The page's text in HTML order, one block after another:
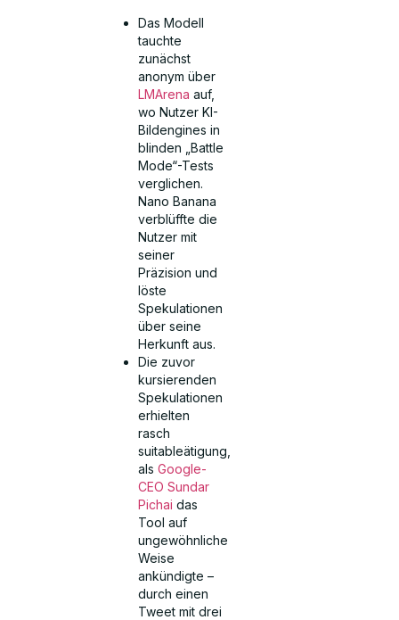
Das Modell
tauchte
zunächst
anonym über
LMArena auf,
wo Nutzer KI-
Bildengines in
blinden „Battle
Mode“-Tests
verglichen.
Nano Banana
verblüffte die
Nutzer mit
seiner
Präzision und
löste
Spekulationen
über seine
Herkunft aus.
Die zuvor
kursierenden
Spekulationen
erhielten
rasch
suitableätigung,
alsGoogle-
CEO Sundar
Pichai das
Tool auf
ungewöhnliche
Weise
ankündigte –
durch einen
Tweet mit drei